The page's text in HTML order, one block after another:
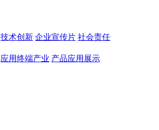
技术创新 企业宣传片 社会责任
应用终端产业 产品应用展示